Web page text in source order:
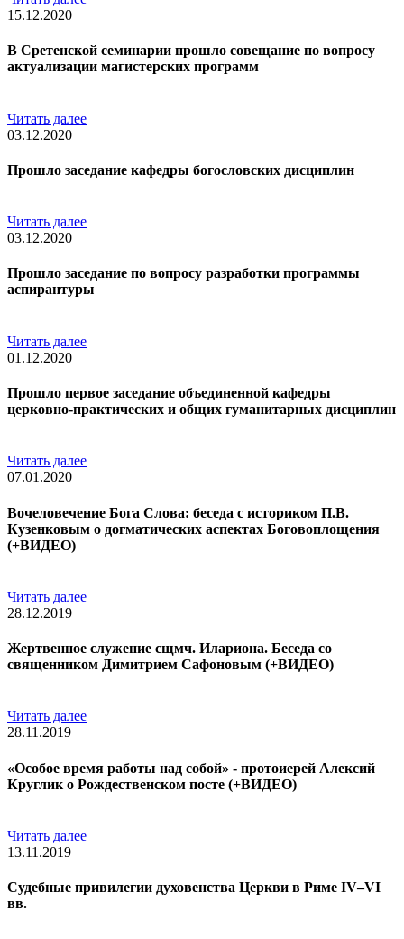
15.12.2020
В Сретенской семинарии прошло совещание по вопросу
актуализации магистерских программ
Читать далее
03.12.2020
Прошло заседание кафедры богословских дисциплин
Читать далее
03.12.2020
Прошло заседание по вопросу разработки программы
аспирантуры
Читать далее
01.12.2020
Прошло первое заседание объединенной кафедры
церковно-практических и общих гуманитарных дисциплин
Читать далее
07.01.2020
Вочеловечение Бога Слова: беседа с историком П.В.
Кузенковым о догматических аспектах Боговоплощения
(+ВИДЕО)
Читать далее
28.12.2019
Жертвенное служение сщмч. Илариона. Беседа со
священником Димитрием Сафоновым (+ВИДЕО)
Читать далее
28.11.2019
«Особое время работы над собой» - протоиерей Алексий
Круглик о Рождественском посте (+ВИДЕО)
Читать далее
13.11.2019
Судебные привилегии духовенства Церкви в Риме IV–VI
вв.